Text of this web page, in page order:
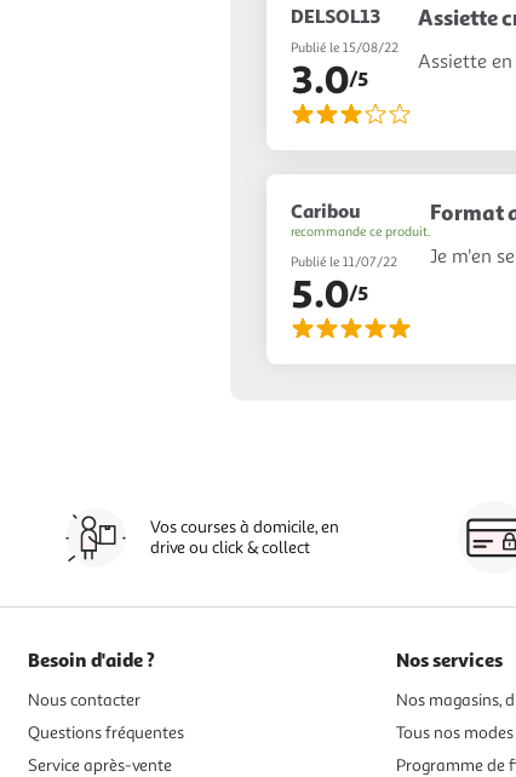
DELSOL13
Publié le 15/08/22
3.0/5
Assiette
Assiette
Caribou
recommande ce produit.
Publié le 11/07/22
5.0/5
Format
Je m'en
Vos courses à domicile, en
drive ou click & collect
Besoin d'aide ?
Nous contacter
Questions fréquentes
Service après-vente
Nos services
Nos magasins,
Tous nos
Programme de